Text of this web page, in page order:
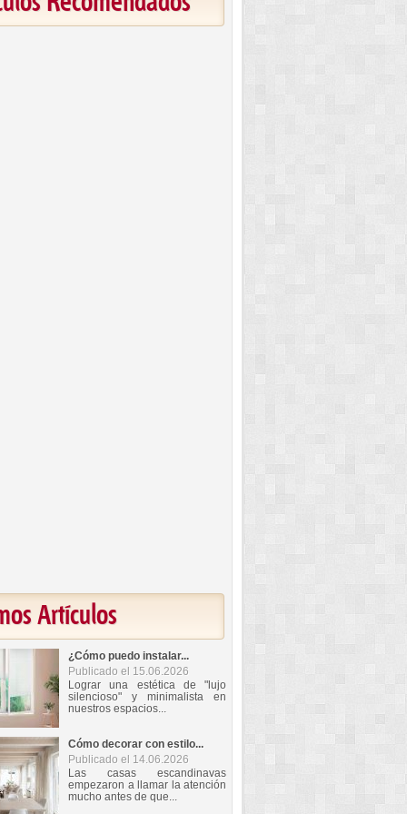
Artículos
¿Cómo puedo instalar...
Publicado el 15.06.2026
Lograr una estética de "lujo
silencioso" y minimalista en
nuestros espacios...
Cómo decorar con estilo...
Publicado el 14.06.2026
Las casas escandinavas
empezaron a llamar la atención
mucho antes de que...